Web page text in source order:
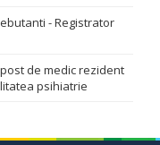
- Registrator
de medic rezident
psihiatrie